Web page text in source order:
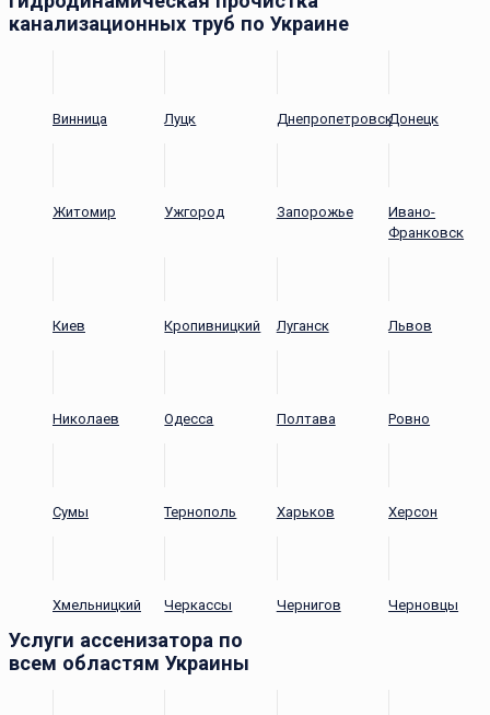
канализационных труб по Украине
Винница Луцк ДнепропетровскДонецк
Житомир Ужгород Запорожье
Ивано-
Франковск
Киев Кропивницкий Луганск Львов
Николаев Одесса Полтава Ровно
Сумы Тернополь Харьков Херсон
Хмельницкий Черкассы Чернигов Черновцы
Услуги ассенизатора по
всем областям Украины